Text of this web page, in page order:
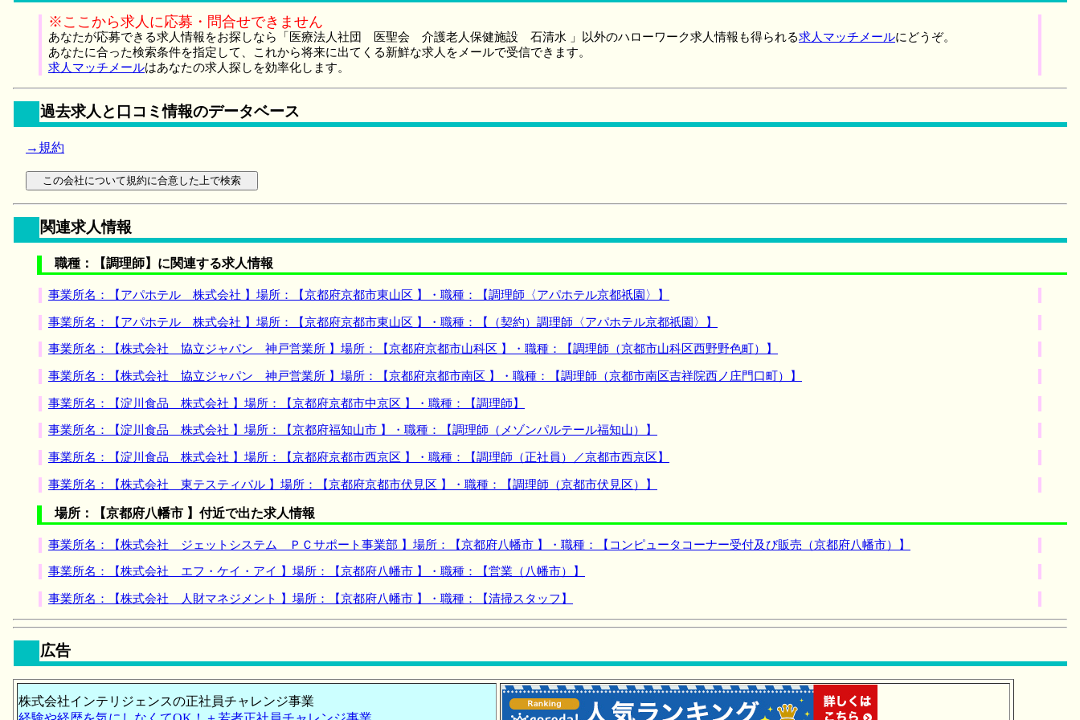
※ここから求人に応募・問合せできません
あなたが応募できる求人情報をお探しなら「医療法人社団 医聖会 介護老人保健施設 石清水 」以外のハローワーク求人情報も得られる求人マッチメールにどうぞ。
あなたに合った検索条件を指定して、これから将来に出てくる新鮮な求人をメールで受信できます。
求人マッチメールはあなたの求人探しを効率化します。
過去求人と口コミ情報のデータベース
→規約
関連求人情報
職種：【調理師】に関連する求人情報
事業所名：【アパホテル 株式会社 】場所：【京都府京都市東山区 】・職種：【調理師〈アパホテル京都祇園〉】
事業所名：【アパホテル 株式会社 】場所：【京都府京都市東山区 】・職種：【（契約）調理師〈アパホテル京都祇園〉】
事業所名：【株式会社 協立ジャパン 神戸営業所 】場所：【京都府京都市山科区 】・職種：【調理師（京都市山科区西野野色町）】
事業所名：【株式会社 協立ジャパン 神戸営業所 】場所：【京都府京都市南区 】・職種：【調理師（京都市南区吉祥院西ノ庄門口町）】
事業所名：【淀川食品 株式会社 】場所：【京都府京都市中京区 】・職種：【調理師】
事業所名：【淀川食品 株式会社 】場所：【京都府福知山市 】・職種：【調理師（メゾンパルテール福知山）】
事業所名：【淀川食品 株式会社 】場所：【京都府京都市西京区 】・職種：【調理師（正社員）／京都市西京区】
事業所名：【株式会社 東テスティパル 】場所：【京都府京都市伏見区 】・職種：【調理師（京都市伏見区）】
場所：【京都府八幡市 】付近で出た求人情報
事業所名：【株式会社 ジェットシステム ＰＣサポート事業部 】場所：【京都府八幡市 】・職種：【コンピュータコーナー受付及び販売（京都府八幡市）】
事業所名：【株式会社 エフ・ケイ・アイ 】場所：【京都府八幡市 】・職種：【営業（八幡市）】
事業所名：【株式会社 人財マネジメント 】場所：【京都府八幡市 】・職種：【清掃スタッフ】
広告
株式会社インテリジェンスの正社員チャレンジ事業